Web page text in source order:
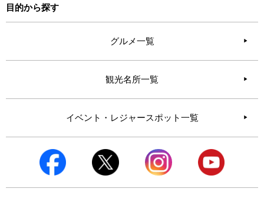
目的から探す
グルメ一覧
観光名所一覧
イベント・レジャースポット一覧